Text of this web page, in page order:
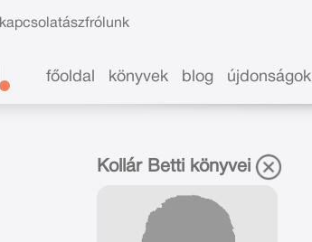
kapcsolatászfrólunk
főoldal könyvek blog újdonságok
Kollár Betti könyvei